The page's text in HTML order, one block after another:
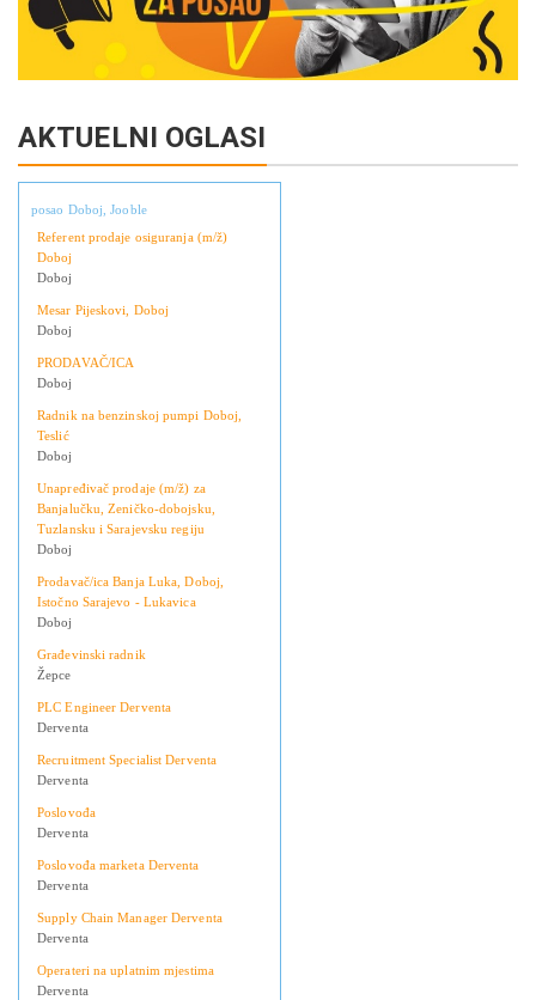
AKTUELNI OGLASI
posao Doboj, Jooble
Referent prodaje osiguranja (m/ž)
Doboj
Doboj
Mesar Pijeskovi, Doboj
Doboj
PRODAVAČ/ICA
Doboj
Radnik na benzinskoj pumpi Doboj,
Teslić
Doboj
Unapređivač prodaje (m/ž) za
Banjalučku, Zeničko-dobojsku,
Tuzlansku i Sarajevsku regiju
Doboj
Prodavač/ica Banja Luka, Doboj,
Istočno Sarajevo - Lukavica
Doboj
Građevinski radnik
Žepce
PLC Engineer Derventa
Derventa
Recruitment Specialist Derventa
Derventa
Poslovođa
Derventa
Poslovođa marketa Derventa
Derventa
Supply Chain Manager Derventa
Derventa
Operateri na uplatnim mjestima
Derventa